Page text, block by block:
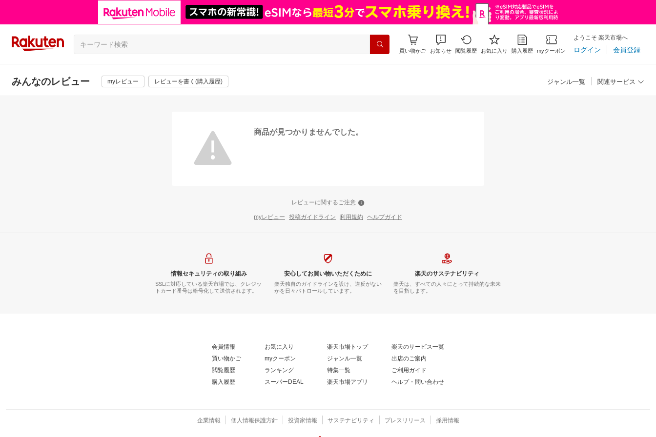
買い物かご お知らせ 閲覧履歴 お気に入り 購入履歴 myクーポン
ようこそ 楽天市場へ
ログイン 会員登録
みんなのレビュー myレビュー レビューを書く(購入履歴) ジャンル一覧 関連サービス
商品が見つかりませんでした。
レビューに関するご注意
myレビュー 投稿ガイドライン 利用規約 ヘルプガイド
情報セキュリティの取り組み
SSLに対応している楽天市場では、クレジッ
トカード番号は暗号化して送信されます。
安心してお買い物いただくために
楽天独自のガイドラインを設け、違反がない
かを日々パトロールしています。
楽天のサステナビリティ
楽天は、すべての人々にとって持続的な未来
を目指します。
会員情報
買い物かご
閲覧履歴
購入履歴
お気に入り
myクーポン
ランキング
スーパーDEAL
楽天市場トップ
ジャンル一覧
特集一覧
楽天市場アプリ
楽天のサービス一覧
出店のご案内
ご利用ガイド
ヘルプ・問い合わせ
企業情報 個人情報保護方針 投資家情報 サステナビリティ プレスリリース 採用情報